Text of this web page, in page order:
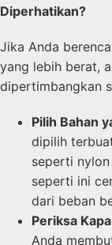
Diperhatikan?
Jika Anda
yang lebih berat,
dipertimbangkan
Pilih Bahan
dipilih
seperti
seperti ini
dari beban
Periksa
Anda